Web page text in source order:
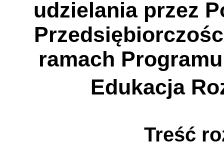
udzielania przez
ramach
Edukacja
Treść